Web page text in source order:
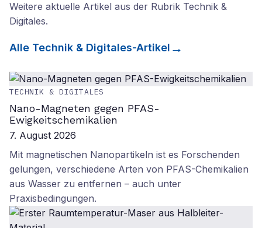
Weitere aktuelle Artikel aus der Rubrik Technik &
Digitales.
Alle Technik & Digitales-Artikel
TECHNIK & DIGITALES
Nano-Magneten gegen PFAS-
Ewigkeitschemikalien
7. August 2026
Mit magnetischen Nanopartikeln ist es Forschenden
gelungen, verschiedene Arten von PFAS-Chemikalien
aus Wasser zu entfernen – auch unter
Praxisbedingungen.